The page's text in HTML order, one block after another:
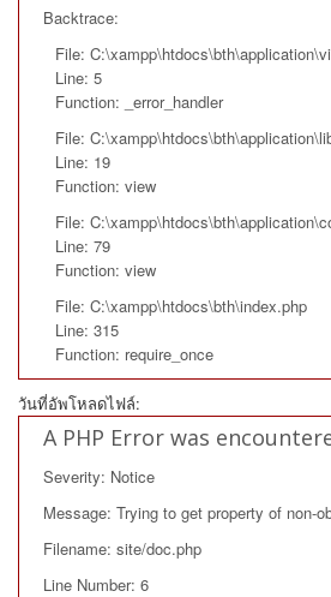
Backtrace:
File:
Line: 5
Function: _error_handler
File:
Line: 19
Function: view
File:
Line: 79
Function: view
File: C:\xampp\htdocs\bth\index.php
Line: 315
Function: require_once
วันที่อัพโหลดไฟล์:
A PHP Error was
Severity: Notice
Message: Trying to get property of non-
Filename: site/doc.php
Line Number: 6